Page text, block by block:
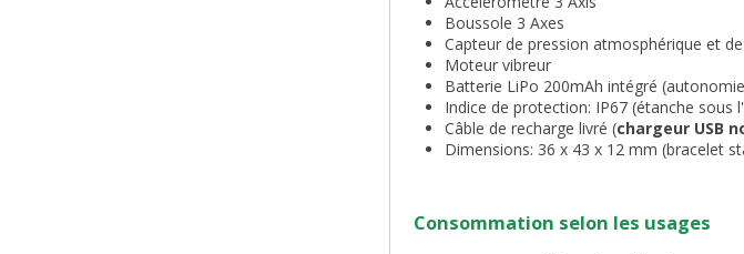
Boussole 3 Axes
Capteur de pression atmosphérique et
Moteur vibreur
Batterie LiPo 200mAh intégré
Indice de protection: IP67 (étanche
Câble de recharge livré (chargeur USB
Dimensions: 36 x 43 x 12 mm (bracelet
Consommation selon les usages